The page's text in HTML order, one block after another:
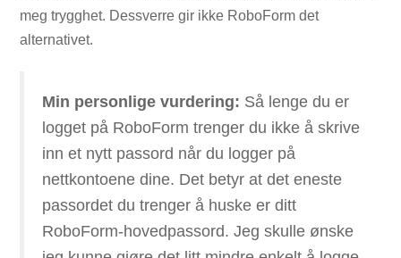
meg trygghet. Dessverre gir ikke RoboForm det
alternativet.
Min personlige vurdering: Så lenge du er
logget på RoboForm trenger du ikke å skrive
inn et nytt passord når du logger på
nettkontoene dine. Det betyr at det eneste
passordet du trenger å huske er ditt
RoboForm-hovedpassord. Jeg skulle ønske